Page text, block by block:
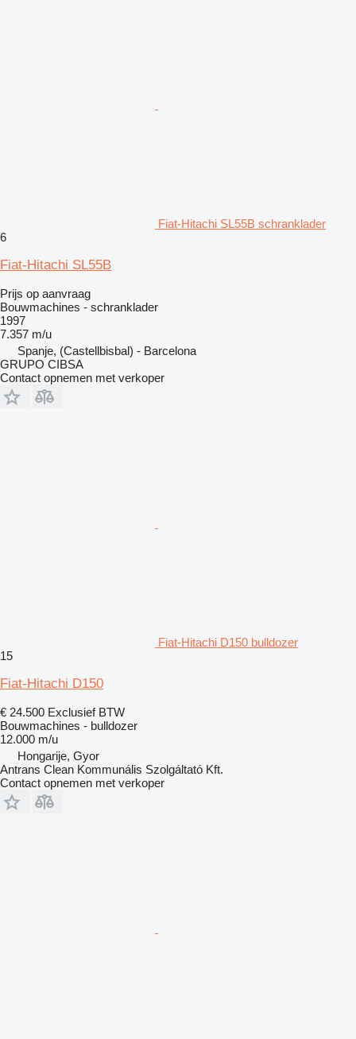
Fiat-Hitachi SL55B schranklader
6
Fiat-Hitachi SL55B
Prijs op aanvraag
Bouwmachines - schranklader
1997
7.357 m/u
Spanje, (Castellbisbal) - Barcelona
GRUPO CIBSA
Contact opnemen met verkoper
Fiat-Hitachi D150 bulldozer
15
Fiat-Hitachi D150
€ 24.500 Exclusief BTW
Bouwmachines - bulldozer
12.000 m/u
Hongarije, Gyor
Antrans Clean Kommunális Szolgáltató Kft.
Contact opnemen met verkoper